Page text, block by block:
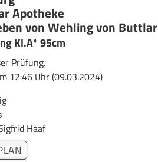
Apotheke
von Wehling von Buttlar
Kl.A* 95cm
Prüfung.
12:46 Uhr (09.03.2024)
Haaf